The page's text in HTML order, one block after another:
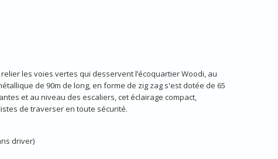
les voies vertes qui desservent l’écoquartier Woodi, au
de 90m de long, en forme de zig zag s'est dotée de 65
et au niveau des escaliers, cet éclairage compact,
de traverser en toute sécurité.
driver)